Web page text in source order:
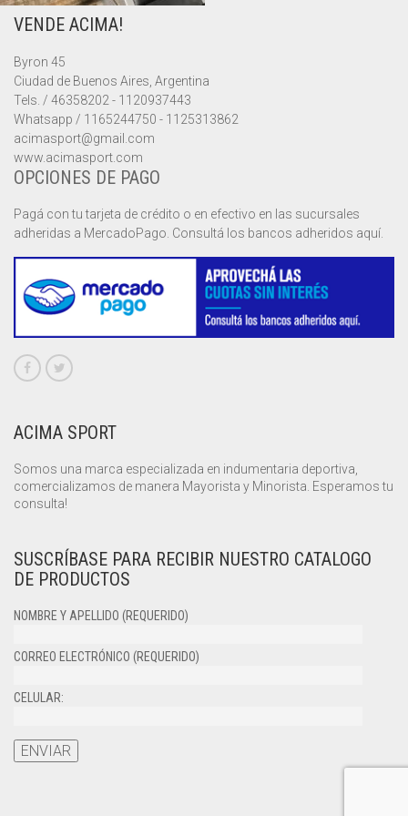
PANTALONES
REMERAS
MANGA CORTA
SIN MANGAS
SHORTS
SHORT DEPORTIVO
SHORT POLLERA
PANTALONES
REMERAS
SHORTS
CHALECOS
MUSCULOSAS
PANTALONES
SHORTS
VENDE ACIMA!
Byron 45
Ciudad de Buenos Aires, Argentina
Tels. / 46358202 - 1120937443
Whatsapp / 1165244750 - 1125313862
acimasport@gmail.com
www.acimasport.com
OPCIONES DE PAGO
Pagá con tu tarjeta de crédito o en efectivo en las sucursales
adheridas a MercadoPago. Consultá los bancos adheridos aquí.
ACIMA SPORT
Somos una marca especializada en indumentaria deportiva,
comercializamos de manera Mayorista y Minorista. Esperamos tu
consulta!
SUSCRÍBASE PARA RECIBIR NUESTRO CATALOGO
DE PRODUCTOS
NOMBRE Y APELLIDO (REQUERIDO)
CORREO ELECTRÓNICO (REQUERIDO)
CELULAR: